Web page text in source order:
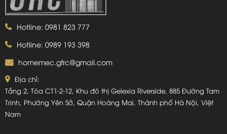
Hotline: 0981 823 777
Hotline: 0989 193 398
homemec.gfrc@gmail.com
Địa chỉ:
Tầng 2, Tòa CT1-2-12, Khu đô thị Gelexia Riverside, 885 Đường Tam
Trinh, Phường Yên Sở, Quận Hoàng Mai, Thành phố Hà Nội, Việt
Nam